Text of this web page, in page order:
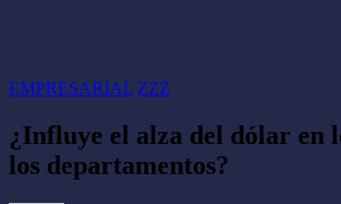
EMPRESARIAL ZZZ
¿Influye el alza del dólar en
los departamentos?